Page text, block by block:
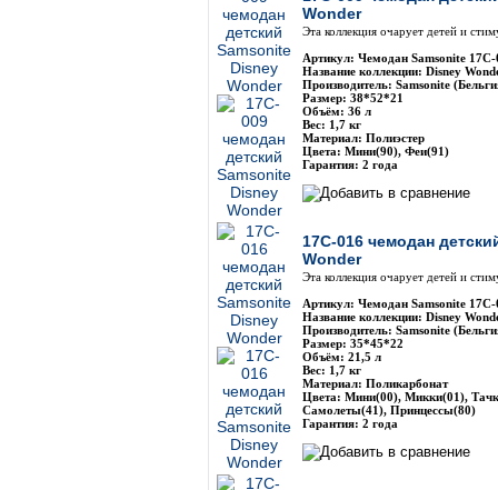
Wonder
Эта коллекция очарует детей и
Артикул: Чемодан Samsonite 17C-
Название коллекции: Disney
Производитель: Samsonite
Размер: 38*52*21
Объём: 36 л
Вес: 1,7 кг
Материал: Полиэстер
Цвета: Мини(90), Феи(91)
Гарантия: 2 года
17C-016 чемодан
Wonder
Эта коллекция очарует детей и
Артикул: Чемодан Samsonite 17C-
Название коллекции: Disney
Производитель: Samsonite
Размер: 35*45*22
Объём: 21,5 л
Вес: 1,7 кг
Материал: Поликарбонат
Цвета: Мини(00), Микки(01),
Самолеты(41), Принцессы(80)
Гарантия: 2 года